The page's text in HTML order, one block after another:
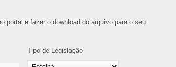
portal e fazer o download do arquivo para o seu
Tipo de Legislação